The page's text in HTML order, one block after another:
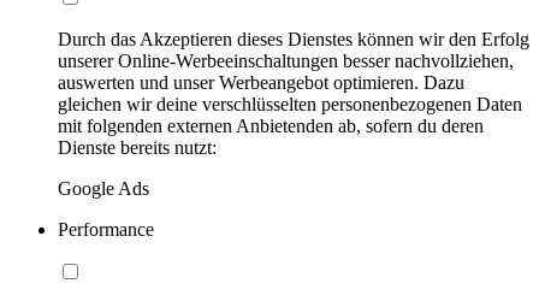
Durch das Akzeptieren dieses Dienstes können wir den Erfolg
unserer Online-Werbeeinschaltungen besser nachvollziehen,
auswerten und unser Werbeangebot optimieren. Dazu
gleichen wir deine verschlüsselten personenbezogenen Daten
mit folgenden externen Anbietenden ab, sofern du deren
Dienste bereits nutzt:
Google Ads
Performance